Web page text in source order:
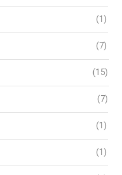
(1)
(7)
(15)
(7)
(1)
(1)